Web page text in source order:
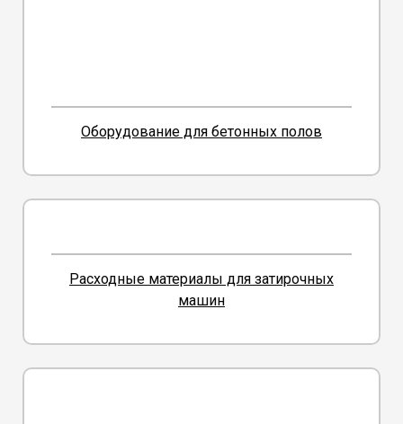
Оборудование для бетонных полов
Расходные материалы для затирочных
машин